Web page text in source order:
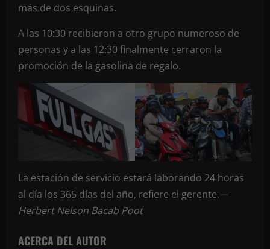
más de dos esquinas.
A las 10:30 recibieron a otro grupo numeroso de
personas y a las 12:30 finalmente cerraron la
promoción de la gasolina de regalo.
La estación de servicio estará laborando 24 horas
al día los 365 días del año, refiere el gerente.—
Herbert Nelson Bacab Poot
ACERCA DEL AUTOR